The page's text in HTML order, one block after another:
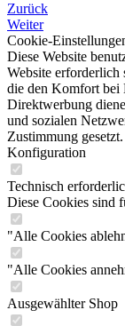
Zurück
Weiter
Cookie-
Diese Website
Website erforderlich
die den Komfort bei
Direktwerbung
und sozialen
Zustimmung gesetzt.
Konfiguration
Technisch
Diese Cookies sind
"Alle Cookies
"Alle Cookies
Ausgewählter Shop